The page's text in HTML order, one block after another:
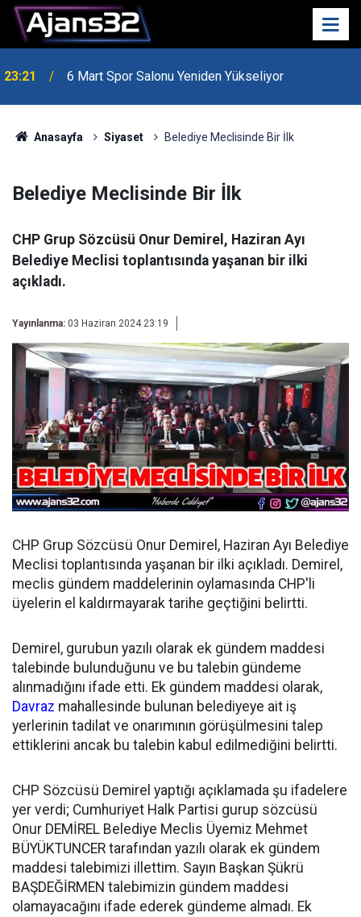
23:21 6 Mart Spor Salonu Yeniden Yükseliyor
Anasayfa Siyaset Belediye Meclisinde Bir İlk
Belediye Meclisinde Bir İlk
CHP Grup Sözcüsü Onur Demirel, Haziran Ayı
Belediye Meclisi toplantısında yaşanan bir ilki
açıkladı.
Yayınlanma: 03 Haziran 2024 23:19
CHP Grup Sözcüsü Onur Demirel, Haziran Ayı Belediye
Meclisi toplantısında yaşanan bir ilki açıkladı. Demirel,
meclis gündem maddelerinin oylamasında CHP'li
üyelerin el kaldırmayarak tarihe geçtiğini belirtti.
Demirel, gurubun yazılı olarak ek gündem maddesi
talebinde bulunduğunu ve bu talebin gündeme
alınmadığını ifade etti. Ek gündem maddesi olarak,
Davraz mahallesinde bulunan belediyeye ait iş
yerlerinin tadilat ve onarımının görüşülmesini talep
ettiklerini ancak bu talebin kabul edilmediğini belirtti.
CHP Sözcüsü Demirel yaptığı açıklamada şu ifadelere
yer verdi; Cumhuriyet Halk Partisi gurup sözcüsü
Onur DEMİREL Belediye Meclis Üyemiz Mehmet
BÜYÜKTUNCER tarafından yazılı olarak ek gündem
maddesi talebimizi illettim. Sayın Başkan Şükrü
BAŞDEĞİRMEN talebimizin gündem maddesi
olamayacağını ifade ederek gündeme almadı. Ek